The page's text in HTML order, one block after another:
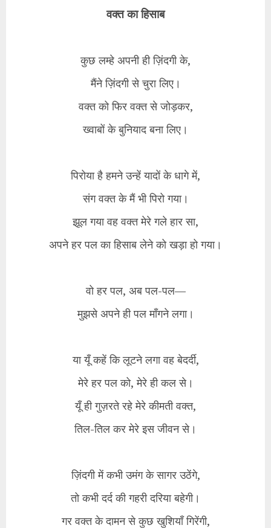
वक्त का हिसाब
​कुछ लम्हे अपनी ही ज़िंदगी के,
मैंने ज़िंदगी से चुरा लिए।
वक्त को फिर वक्त से जोड़कर,
ख्वाबों के बुनियाद बना लिए।
​पिरोया है हमने उन्हें यादों के धागे में,
संग वक्त के मैं भी पिरो गया।
झूल गया वह वक्त मेरे गले हार सा,
अपने हर पल का हिसाब लेने को खड़ा हो गया।
​वो हर पल, अब पल-पल—
मुझसे अपने ही पल माँगने लगा।
या यूँ कहें कि लूटने लगा वह बेदर्दी,
मेरे हर पल को, मेरे ही कल से।
​यूँ ही गुज़रते रहे मेरे कीमती वक्त,
तिल-तिल कर मेरे इस जीवन से।
​ज़िंदगी में कभी उमंग के सागर उठेंगे,
तो कभी दर्द की गहरी दरिया बहेगी।
गर वक्त के दामन से कुछ खुशियाँ गिरेंगी,